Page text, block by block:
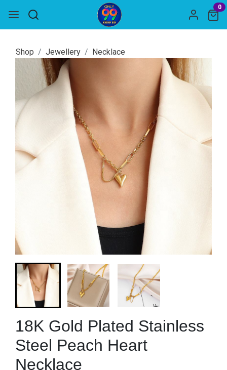
0
Shop Jewellery Necklace
18K Gold Plated Stainless
Steel Peach Heart
Necklace